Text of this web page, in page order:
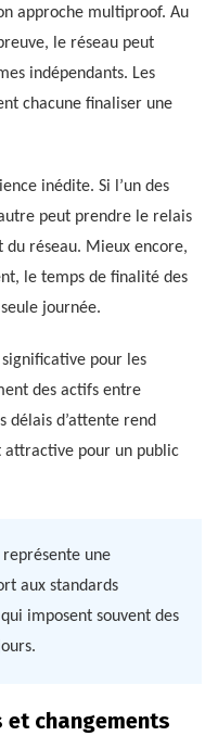
approche multiproof. Au
le réseau peut
indépendants. Les
chacune finaliser une
inédite. Si l’un des
peut prendre le relais
réseau. Mieux encore,
le temps de finalité des
journée.
pour les
des actifs entre
délais d’attente rend
attractive pour un public
une
aux standards
imposent souvent des
changements